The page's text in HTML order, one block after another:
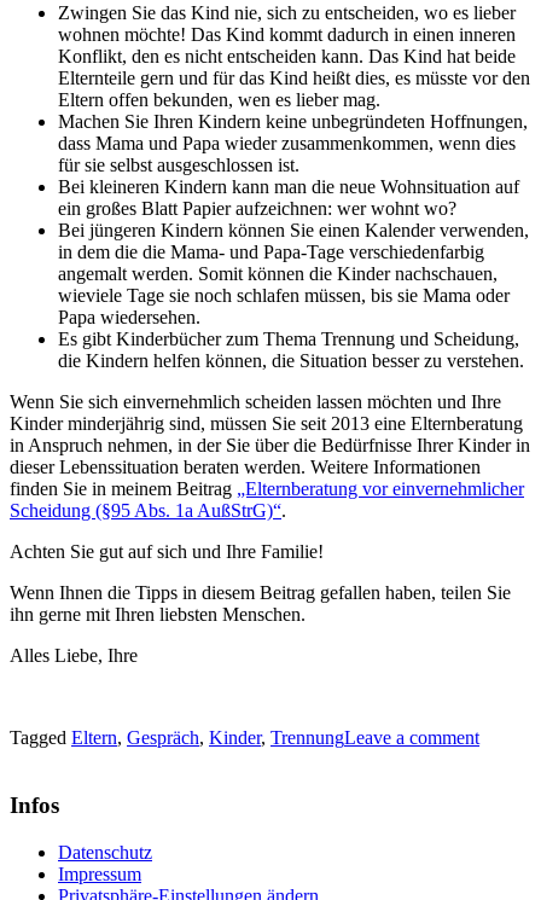
Zwingen Sie das Kind nie, sich zu entscheiden, wo es lieber
wohnen möchte! Das Kind kommt dadurch in einen inneren
Konflikt, den es nicht entscheiden kann. Das Kind hat beide
Elternteile gern und für das Kind heißt dies, es müsste vor den
Eltern offen bekunden, wen es lieber mag.
Machen Sie Ihren Kindern keine unbegründeten Hoffnungen,
dass Mama und Papa wieder zusammenkommen, wenn dies
für sie selbst ausgeschlossen ist.
Bei kleineren Kindern kann man die neue Wohnsituation auf
ein großes Blatt Papier aufzeichnen: wer wohnt wo?
Bei jüngeren Kindern können Sie einen Kalender verwenden,
in dem die die Mama- und Papa-Tage verschiedenfarbig
angemalt werden. Somit können die Kinder nachschauen,
wieviele Tage sie noch schlafen müssen, bis sie Mama oder
Papa wiedersehen.
Es gibt Kinderbücher zum Thema Trennung und Scheidung,
die Kindern helfen können, die Situation besser zu verstehen.
Wenn Sie sich einvernehmlich scheiden lassen möchten und Ihre
Kinder minderjährig sind, müssen Sie seit 2013 eine Elternberatung
in Anspruch nehmen, in der Sie über die Bedürfnisse Ihrer Kinder in
dieser Lebenssituation beraten werden. Weitere Informationen
finden Sie in meinem Beitrag „Elternberatung vor einvernehmlicher
Scheidung (§95 Abs. 1a AußStrG)“.
Achten Sie gut auf sich und Ihre Familie!
Wenn Ihnen die Tipps in diesem Beitrag gefallen haben, teilen Sie
ihn gerne mit Ihren liebsten Menschen.
Alles Liebe, Ihre
Tagged Eltern, Gespräch, Kinder, TrennungLeave a comment
Infos
Datenschutz
Impressum